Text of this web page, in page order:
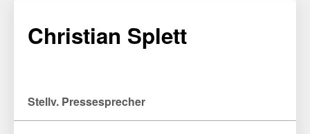
Christian Splett
Stellv. Pressesprecher